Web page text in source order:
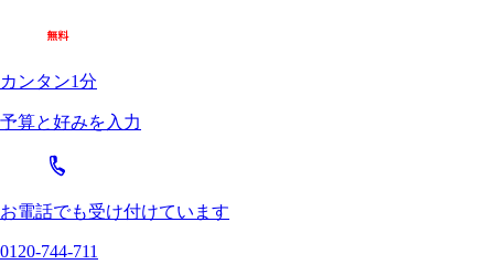
カンタン1分
予算と好みを入力
お電話でも受け付けています
0120-744-711